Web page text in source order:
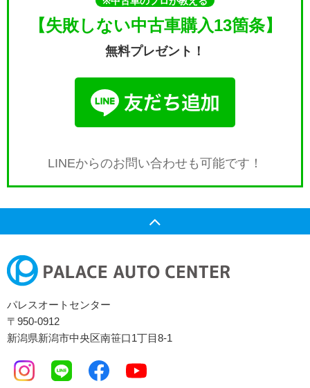
【失敗しない中古車購入13箇条】
無料プレゼント！
LINEからのお問い合わせも可能です！
パレスオートセンター
〒950-0912
新潟県新潟市中央区南笹口1丁目8-1